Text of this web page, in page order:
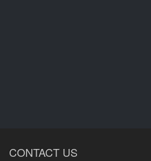
CONTACT US